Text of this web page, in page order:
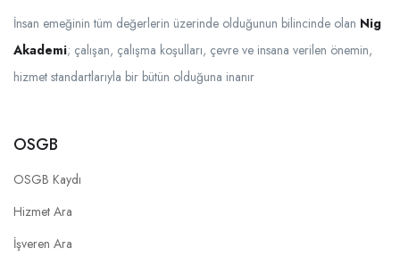
İnsan emeğinin tüm değerlerin üzerinde olduğunun bilincinde olan Nig
Akademi; çalışan, çalışma koşulları, çevre ve insana verilen önemin,
hizmet standartlarıyla bir bütün olduğuna inanır
OSGB
OSGB Kaydı
Hizmet Ara
İşveren Ara